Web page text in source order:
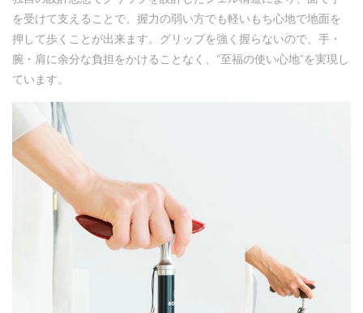
を受けて支えることで、握力の弱い方でも軽いもち心地で地面を
押して歩くことが出来ます。グリップを強く握らないので、手・
腕・肩に余分な負担をかけることなく、“至福の使い心地”を実現し
ています。